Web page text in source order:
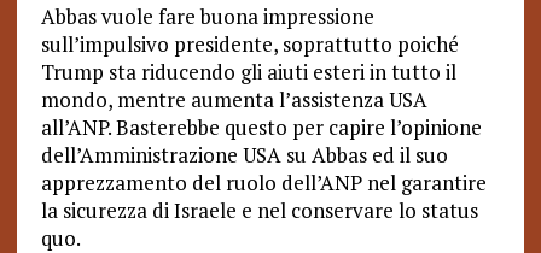
Abbas vuole fare buona impressione
sull’impulsivo presidente, soprattutto poiché
Trump sta riducendo gli aiuti esteri in tutto il
mondo, mentre aumenta l’assistenza USA
all’ANP. Basterebbe questo per capire l’opinione
dell’Amministrazione USA su Abbas ed il suo
apprezzamento del ruolo dell’ANP nel garantire
la sicurezza di Israele e nel conservare lo status
quo.